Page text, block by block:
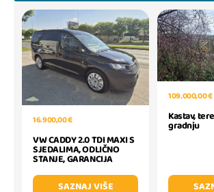
16.900,00 €
VW CADDY 2.0 TDI MAXI S
SJEDALIMA, ODLIČNO
STANJE, GARANCIJA
SAZNAJ VIŠE
109.000,00 €
Kastav,
gradnju